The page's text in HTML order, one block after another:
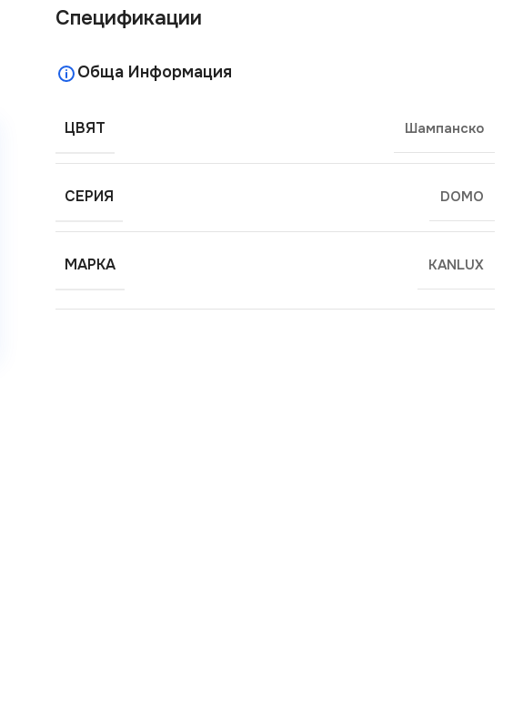
Спецификации
Обща Информация
ЦВЯТ Шампанско
СЕРИЯ DOMO
МАРКА KANLUX